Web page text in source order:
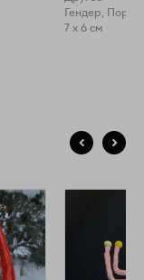
Гендер,
7 x 6 см